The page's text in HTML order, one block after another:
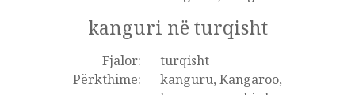
kanguri në turqisht
Fjalor:
turqisht
Përkthime:
kanguru, Kangaroo,